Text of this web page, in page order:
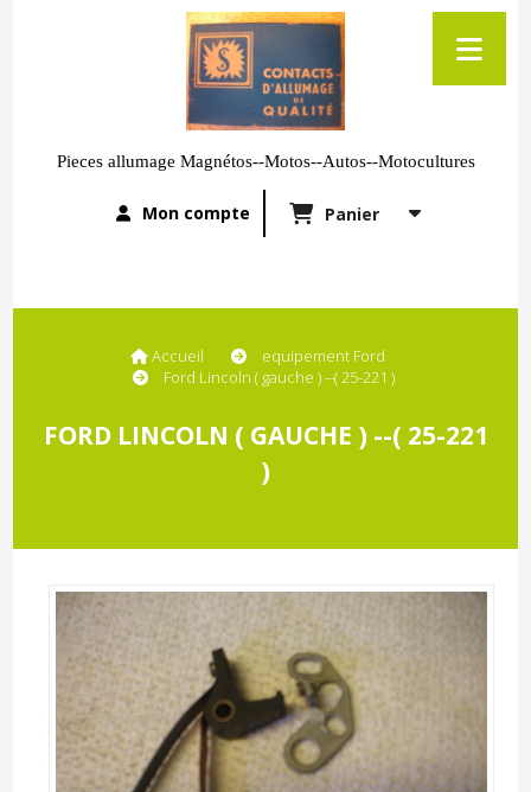
Pieces allumage Magnétos--Motos--Autos--Motocultures
Mon compte Panier
Accueil
equipement Ford
Ford Lincoln ( gauche ) --( 25-221 )
FORD LINCOLN ( GAUCHE ) --( 25-221
)